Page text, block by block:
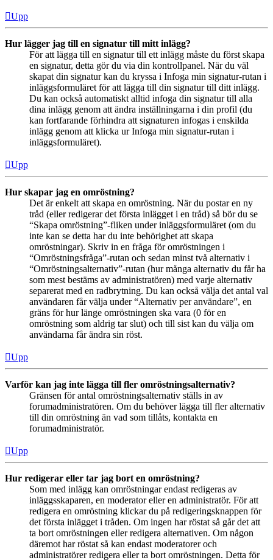
Upp
Hur lägger jag till en signatur till mitt inlägg?
För att lägga till en signatur till ett inlägg måste du först skapa
en signatur, detta gör du via din kontrollpanel. När du väl
skapat din signatur kan du kryssa i Infoga min signatur-rutan i
inläggsformuläret för att lägga till din signatur till ditt inlägg.
Du kan också automatiskt alltid infoga din signatur till alla
dina inlägg genom att ändra inställningarna i din profil (du
kan fortfarande förhindra att signaturen infogas i enskilda
inlägg genom att klicka ur Infoga min signatur-rutan i
inläggsformuläret).
Upp
Hur skapar jag en omröstning?
Det är enkelt att skapa en omröstning. När du postar en ny
tråd (eller redigerar det första inlägget i en tråd) så bör du se
“Skapa omröstning”-fliken under inläggsformuläret (om du
inte kan se detta har du inte behörighet att skapa
omröstningar). Skriv in en fråga för omröstningen i
“Omröstningsfråga”-rutan och sedan minst två alternativ i
“Omröstningsalternativ”-rutan (hur många alternativ du får ha
som mest bestäms av administratören) med varje alternativ
separerat med en radbrytning. Du kan också välja det antal val
användaren får välja under “Alternativ per användare”, en
gräns för hur länge omröstningen ska vara (0 för en
omröstning som aldrig tar slut) och till sist kan du välja om
användarna får ändra sin röst.
Upp
Varför kan jag inte lägga till fler omröstningsalternativ?
Gränsen för antal omröstningsalternativ ställs in av
forumadministratören. Om du behöver lägga till fler alternativ
till din omröstning än vad som tillåts, kontakta en
forumadministratör.
Upp
Hur redigerar eller tar jag bort en omröstning?
Som med inlägg kan omröstningar endast redigeras av
inläggsskaparen, en moderator eller en administratör. För att
redigera en omröstning klickar du på redigeringsknappen för
det första inlägget i tråden. Om ingen har röstat så går det att
ta bort omröstningen eller redigera alternativen. Om någon
däremot har röstat så kan endast moderatorer och
administratörer redigera eller ta bort omröstningen. Detta för